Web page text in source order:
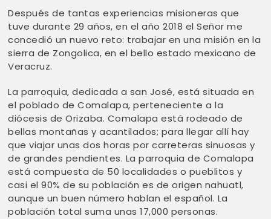
Después de tantas experiencias misioneras que
tuve durante 29 años, en el año 2018 el Señor me
concedió un nuevo reto: trabajar en una misión en la
sierra de Zongolica, en el bello estado mexicano de
Veracruz.
La parroquia, dedicada a san José, está situada en
el poblado de Comalapa, perteneciente a la
diócesis de Orizaba. Comalapa está rodeado de
bellas montañas y acantilados; para llegar allí hay
que viajar unas dos horas por carreteras sinuosas y
de grandes pendientes. La parroquia de Comalapa
está compuesta de 50 localidades o pueblitos y
casi el 90% de su población es de origen nahuatl,
aunque un buen número hablan el español. La
población total suma unas 17,000 personas.